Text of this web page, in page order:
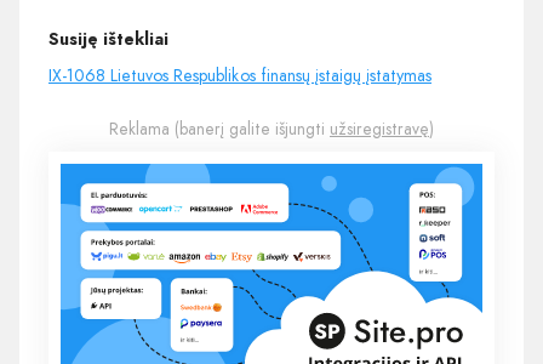
Susiję ištekliai
IX-1068 Lietuvos Respublikos finansų įstaigų įstatymas
Reklama (banerį galite išjungti užsiregistravę)